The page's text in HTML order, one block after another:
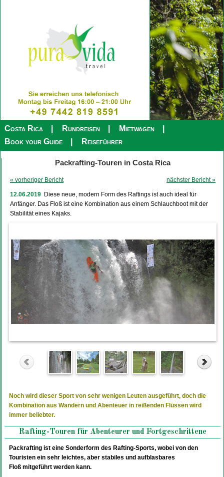
Costa Rica Rundreisen
Mietwagen
Book your Guide
Reiseführer
Packrafting-Touren in Costa Rica
nächster Bericht »
« vorheriger Bericht
12.06.2019 Diese neue, modern Form des Raftings ist auch ideal für
Anfänger. Das Floß ist eine Kombination aus einem Schlauchboot mit der
Stabilität eines Kajaks.
Noch wird dieser Sport von sehr wenigen Leuten ausgeführt, doch die
Kombination aus Wandern und Abenteuer in reißenden Flüssen wird
immer beliebter.
Rafting-Touren für Abenteurer und Fortgeschrittene
Packrafting ist eine Sonderform des Rafting-Sports, wobei von den
Touristen ein sehr leichtes, aber stabiles und aufblasbares
Floß mitgeführt werden kann.